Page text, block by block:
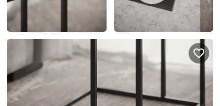
5 2995
Дизайн-проект
Замер помещения
Покупателям
Акции
Вопросы и ответы